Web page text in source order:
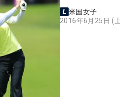
米国女子
2016年6月25日 (